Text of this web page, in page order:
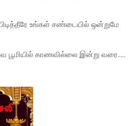
உங்கள் சண்டையில் ஒன்றுமே
காணவில்லை இன்று வரை.....